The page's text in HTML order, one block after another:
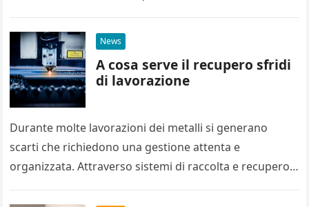
News
A cosa serve il recupero sfridi
di lavorazione
Durante molte lavorazioni dei metalli si generano
scarti che richiedono una gestione attenta e
organizzata. Attraverso sistemi di raccolta e recupero,